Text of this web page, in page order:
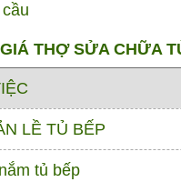
THỢ SỬA CHỮA
LỀ TỦ BẾP
tủ bếp